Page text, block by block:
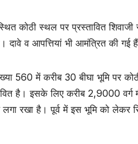
कोठी स्थल पर प्रस्तावित
दावे व आपत्तियां भी आमंत्रित की
560 में करीब 30 बीघा भूमि पर
है। इसके लिए करीब 2,9000 वर्ग
रखा है। पूर्व में इस भूमि को लेकर